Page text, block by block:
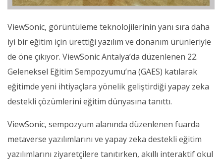
ViewSonic, görüntüleme teknolojilerinin yanı sıra daha
iyi bir eğitim için ürettiği yazılım ve donanım ürünleriyle
de öne çıkıyor. ViewSonic Antalya’da düzenlenen 22.
Geleneksel Eğitim Sempozyumu’na (GAES) katılarak
eğitimde yeni ihtiyaçlara yönelik geliştirdiği yapay zeka
destekli çözümlerini eğitim dünyasına tanıttı.
ViewSonic, sempozyum alanında düzenlenen fuarda
metaverse yazılımlarını ve yapay zeka destekli eğitim
yazılımlarını ziyaretçilere tanıtırken, akıllı interaktif okul